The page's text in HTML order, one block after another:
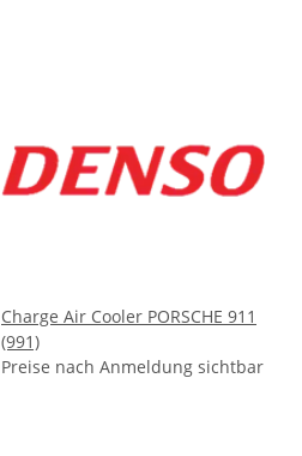
Charge Air Cooler PORSCHE 911
(991)
Preise nach Anmeldung sichtbar